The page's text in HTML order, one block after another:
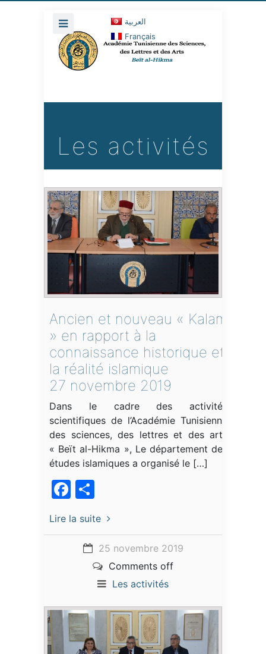
العربية
Français
Les activités
Ancien et nouveau « Kalam
» en rapport à la
connaissance historique et
la réalité islamique
27 novembre 2019
Dans le cadre des activités
scientifiques de l’Académie Tunisienne
des sciences, des lettres et des arts
« Beït al-Hikma », Le département des
études islamiques a organisé le […]
Facebook
Lire la suite
25 novembre 2019
Comments off
Les activités